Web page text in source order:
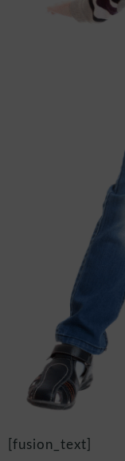
[fusion_text]